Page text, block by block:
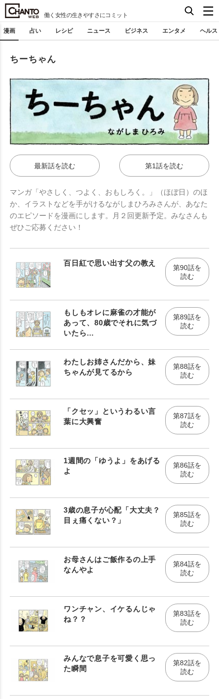
働く女性の生きやすさにコミット
漫画 占い レシピ ニュース ビジネス エンタメ ヘルス
ちーちゃん
最新話を読む 第1話を読む
マンガ「やさしく、つよく、おもしろく。」（ほぼ日）のほ
か、イラストなどを手がけるながしまひろみさんが、あなた
のエピソードを漫画にします。月２回更新予定。みなさんも
ぜひご応募ください！
百日紅で思い出す父の教え
第90話を
読む
もしもオレに麻雀の才能が
あって、80歳でそれに気づ
いたら…
第89話を
読む
わたしお姉さんだから、妹
ちゃんが見てるから
第88話を
読む
「クセッ」というわるい言
葉に大興奮
第87話を
読む
1週間の「ゆうよ」をあげる
よ
第86話を
読む
3歳の息子が心配「大丈夫？
目ぇ痛くない？」
第85話を
読む
お母さんはご飯作るの上手
なんやよ
第84話を
読む
ワンチャン、イケるんじゃ
ね？？
第83話を
読む
みんなで息子を可愛く思っ
た瞬間
第82話を
読む